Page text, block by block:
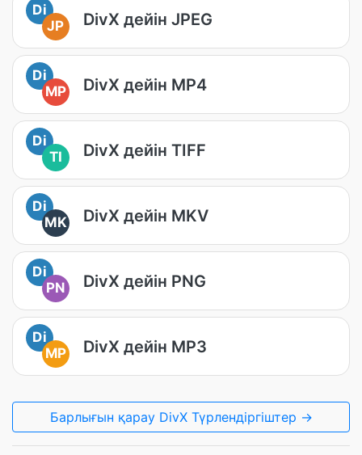
Di
JP
DivX дейін JPEG
Di
MP
DivX дейін MP4
Di
TI
DivX дейін TIFF
Di
MK
DivX дейін MKV
Di
PN
DivX дейін PNG
Di
MP
DivX дейін MP3
Барлығын қарау DivX Түрлендіргіштер →